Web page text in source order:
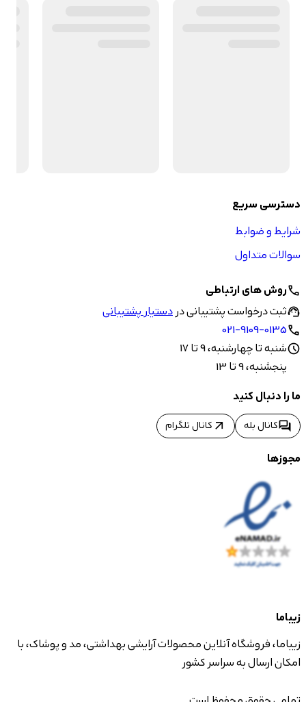
دسترسی سریع
شرایط و ضوابط
سوالات متداول
callروش های ارتباطی
support_agentثبت درخواست پشتیبانی دردستیار پشتیبانی
call
021-9109-0135
scheduleشنبه تا چهارشنبه، 9 تا 17
پنجشنبه، 9 تا 13
ما را دنبال کنید
forumکانال بله arrow_outward کانال تلگرام
مجوزها
زیباما
زیباما، فروشگاه آنلاین محصولات آرایشی بهداشتی، مد و پوشاک، با
امکان ارسال به سراسر کشور